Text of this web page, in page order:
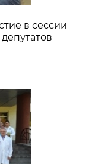
в сессии